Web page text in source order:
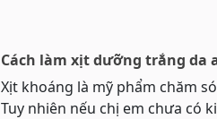
Cách làm xịt dưỡng trắng da
Xịt khoáng là mỹ phẩm chăm
Tuy nhiên nếu chị em chưa có